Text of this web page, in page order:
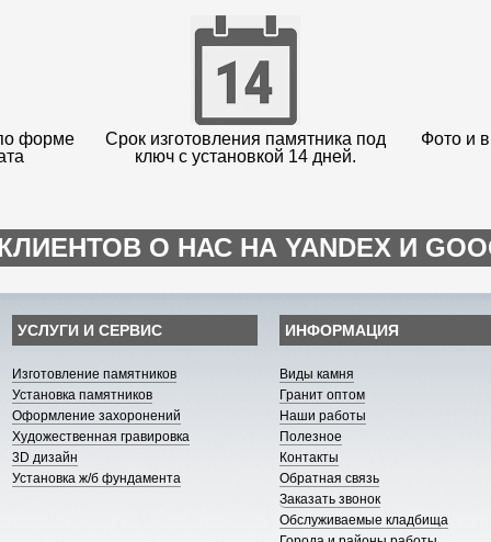
форме
Срок изготовления памятника под
ключ с установкой 14 дней.
Фото и
О НАС НА YANDEX И
УСЛУГИ И СЕРВИС
Изготовление памятников
Установка памятников
Оформление захоронений
Художественная гравировка
3D дизайн
Установка ж/б фундамента
ИНФОРМАЦИЯ
Виды камня
Гранит оптом
Наши работы
Полезное
Контакты
Обратная связь
Заказать звонок
Обслуживаемые кладбища